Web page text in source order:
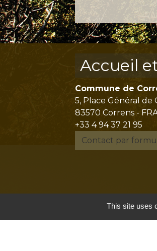
Accueil
Commune de
5, Place Général de
83570 Correns -
+33 4 94 37 21 95
Contact par
This site uses